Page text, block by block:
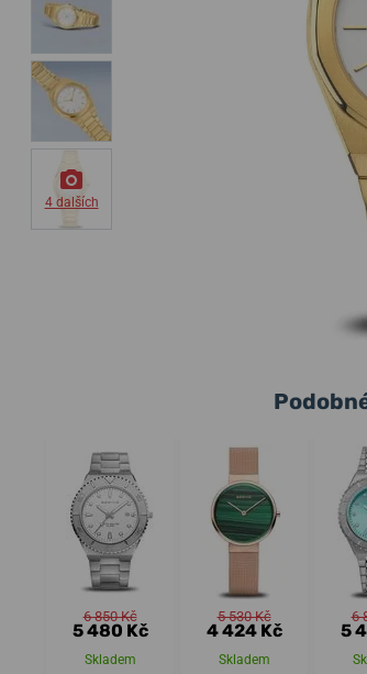
4 dalších
6 850 Kč
5 480 Kč
Skladem
5 530 Kč
4 424 Kč
Skladem
6
5